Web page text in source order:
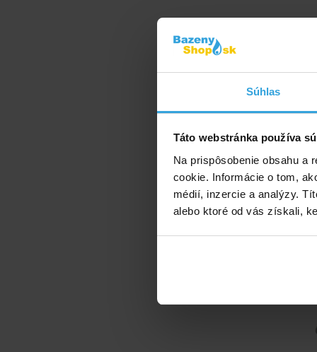
Súhlas
Táto webstránka používa
Na prispôsobenie obsahu a
cookie. Informácie o tom,
médií, inzercie a analýzy.
alebo ktoré od vás získali,